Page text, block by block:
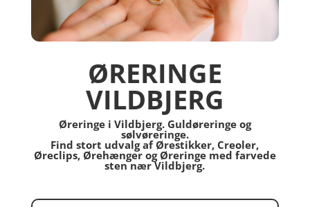
ØRERINGE
VILDBJERG
Øreringe i Vildbjerg. Guldøreringe og
sølvøreringe.
Find stort udvalg af Ørestikker, Creoler,
Øreclips, Ørehænger og Øreringe med farvede
sten nær Vildbjerg.